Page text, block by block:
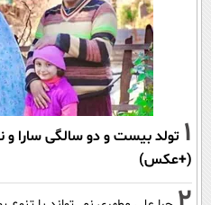
1 تولد بیست و دو سالگی سارا و
(+عکس)